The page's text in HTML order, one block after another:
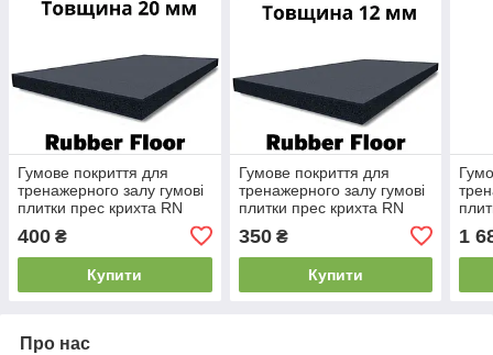
Гумове покриття для
тренажерного залу гумові
плитки прес крихта RN
Sport Rubber Floor 500 x
500 x 20 мм
400 ₴
Купити
Гумове покриття для
тренажерного залу гумові
плитки прес крихта RN
Sport Rubber Floor 500 x
500 x 12 мм
350₴
Купити
шт.)
1
Про нас